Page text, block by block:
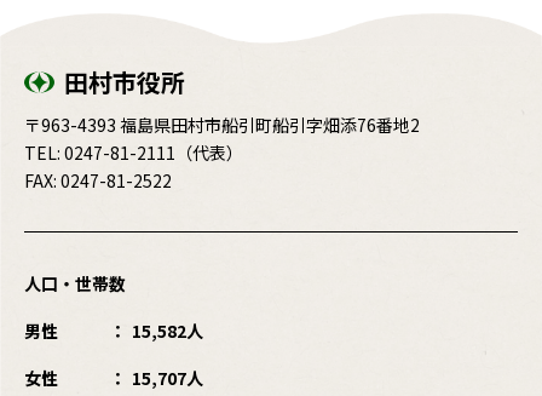
田村市役所
〒963-4393 福島県田村市船引町船引字畑添76番地2
TEL: 0247-81-2111 （代表）
FAX: 0247-81-2522
人口・世帯数
男性
15,582人
女性
15,707人